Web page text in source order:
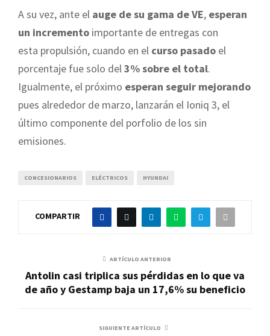
A su vez, ante el auge de su gama de VE, esperan
un incremento importante de entregas con
esta propulsión, cuando en el curso pasado el
porcentaje fue solo del3% sobre el total.
Igualmente, el próximo esperan seguir mejorando
pues alrededor de marzo, lanzarán el Ioniq 3, el
último componente del porfolio de los sin
emisiones.
CONCESIONARIOS ELÉCTRICOS HYUNDAI
COMPARTIR
ARTÍCULO ANTERIOR
Antolin casi triplica sus pérdidas en lo que va
de año y Gestamp baja un 17,6% su beneficio
SIGUIENTE ARTÍCULO